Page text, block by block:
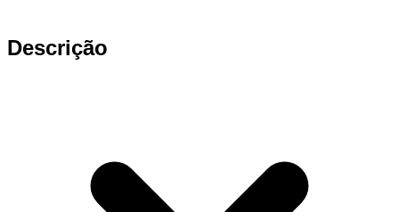
Descrição